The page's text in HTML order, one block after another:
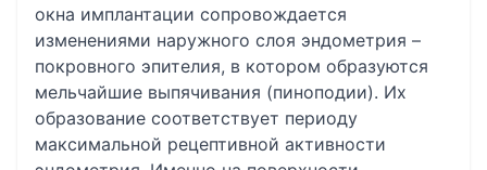
окна имплантации сопровождается
изменениями наружного слоя эндометрия –
покровного эпителия, в котором образуются
мельчайшие выпячивания (пиноподии). Их
образование соответствует периоду
максимальной рецептивной активности